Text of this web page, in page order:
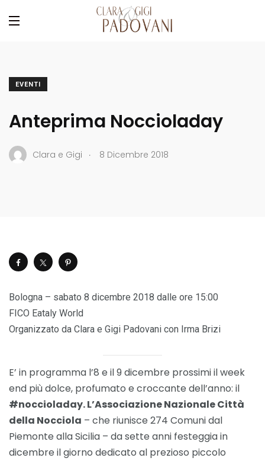
EVENTI
Anteprima Noccioladay
Clara e Gigi . 8 Dicembre 2018
Bologna – sabato 8 dicembre 2018 dalle ore 15:00
FICO Eataly World
Organizzato da Clara e Gigi Padovani con Irma Brizi
E’ in programma l’8 e il 9 dicembre prossimi il week
end più dolce, profumato e croccante dell’anno: il
#noccioladay. L’Associazione Nazionale Città
della Nocciola – che riunisce 274 Comuni dal
Piemonte alla Sicilia – da sette anni festeggia in
dicembre il giorno dedicato al prezioso piccolo